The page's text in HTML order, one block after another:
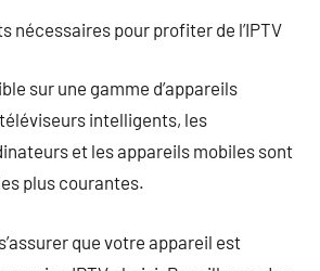
nécessaires pour profiter de l’IPTV
sur une gamme d’appareils
intelligents, les
et les appareils mobiles sont
plus courantes.
que votre appareil est